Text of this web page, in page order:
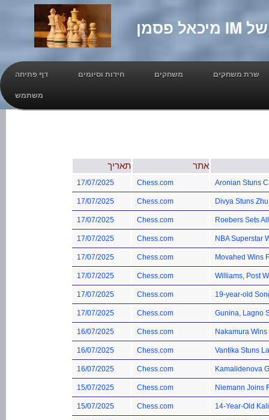
דף פתיחה חידות וסיומים משחקים שרת משחקים
משתמש
תאריך אתר
17/07/2025 Chess.com Aronian Stuns
17/07/2025 Chess.com Divya Stuns
17/07/2025 Chess.com Roebers Sets
17/07/2025 Chess.com NBA Superstar
17/07/2025 Chess.com Movahed Wins
17/07/2025 Chess.com Williams, Post
17/07/2025 Chess.com 19-year-old
17/07/2025 Chess.com Gunina, Lagno
16/07/2025 Chess.com Nakamura
16/07/2025 Chess.com Vantika Stuns
16/07/2025 Chess.com Kamalidenova
15/07/2025 Chess.com Niemann Joins
15/07/2025 Chess.com 14-Year-Old